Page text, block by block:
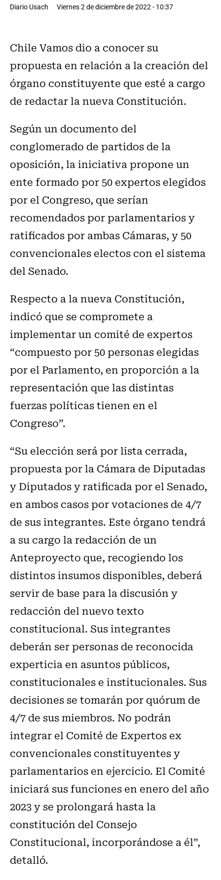
Diario Usach Viernes 2 de diciembre de 2022 - 10:37
Chile Vamos dio a conocer su
propuesta en relación a la creación del
órgano constituyente que esté a cargo
de redactar la nueva Constitución.
Según un documento del
conglomerado de partidos de la
oposición, la iniciativa propone un
ente formado por 50 expertos elegidos
por el Congreso, que serían
recomendados por parlamentarios y
ratificados por ambas Cámaras, y 50
convencionales electos con el sistema
del Senado.
Respecto a la nueva Constitución,
indicó que se compromete a
implementar un comité de expertos
“compuesto por 50 personas elegidas
por el Parlamento, en proporción a la
representación que las distintas
fuerzas políticas tienen en el
Congreso”.
“Su elección será por lista cerrada,
propuesta por la Cámara de Diputadas
y Diputados y ratificada por el Senado,
en ambos casos por votaciones de 4/7
de sus integrantes. Este órgano tendrá
a su cargo la redacción de un
Anteproyecto que, recogiendo los
distintos insumos disponibles, deberá
servir de base para la discusión y
redacción del nuevo texto
constitucional. Sus integrantes
deberán ser personas de reconocida
experticia en asuntos públicos,
constitucionales e institucionales. Sus
decisiones se tomarán por quórum de
4/7 de sus miembros. No podrán
integrar el Comité de Expertos ex
convencionales constituyentes y
parlamentarios en ejercicio. El Comité
iniciará sus funciones en enero del año
2023 y se prolongará hasta la
constitución del Consejo
Constitucional, incorporándose a él”,
detalló.